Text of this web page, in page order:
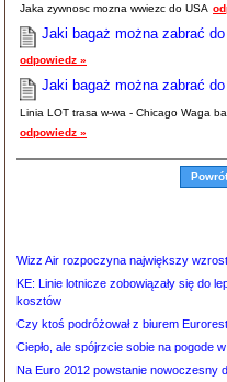
Jaka zywnosc mozna wwiezc do USA
Jaki bagaż można zabrać
odpowiedz »
Jaki bagaż można zabrać
Linia LOT trasa w-wa - Chicago Waga
odpowiedz »
Wizz Air rozpoczyna największy
KE: Linie lotnicze zobowiązały się do
kosztów
Czy ktoś podróżował z biurem
Ciepło, ale spójrzcie sobie na pogode
Na Euro 2012 powstanie nowoczesny